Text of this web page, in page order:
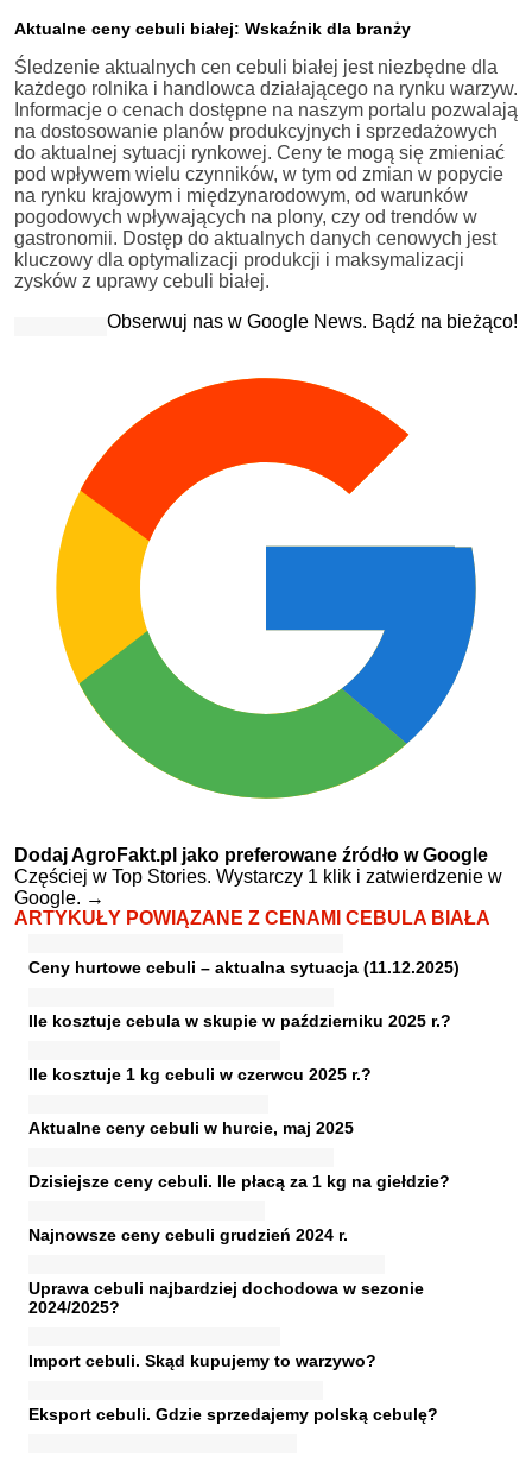
Aktualne ceny cebuli białej: Wskaźnik dla branży
Śledzenie aktualnych cen cebuli białej jest niezbędne dla
każdego rolnika i handlowca działającego na rynku warzyw.
Informacje o cenach dostępne na naszym portalu pozwalają
na dostosowanie planów produkcyjnych i sprzedażowych
do aktualnej sytuacji rynkowej. Ceny te mogą się zmieniać
pod wpływem wielu czynników, w tym od zmian w popycie
na rynku krajowym i międzynarodowym, od warunków
pogodowych wpływających na plony, czy od trendów w
gastronomii. Dostęp do aktualnych danych cenowych jest
kluczowy dla optymalizacji produkcji i maksymalizacji
zysków z uprawy cebuli białej.
Obserwuj nas w Google News. Bądź na bieżąco!
Dodaj AgroFakt.pl jako preferowane źródło w Google
Częściej w Top Stories. Wystarczy 1 klik i zatwierdzenie w
Google. →
ARTYKUŁY POWIĄZANE Z CENAMI CEBULA BIAŁA
Ceny hurtowe cebuli – aktualna sytuacja (11.12.2025)
Ile kosztuje cebula w skupie w październiku 2025 r.?
Ile kosztuje 1 kg cebuli w czerwcu 2025 r.?
Aktualne ceny cebuli w hurcie, maj 2025
Dzisiejsze ceny cebuli. Ile płacą za 1 kg na giełdzie?
Najnowsze ceny cebuli grudzień 2024 r.
Uprawa cebuli najbardziej dochodowa w sezonie
2024/2025?
Import cebuli. Skąd kupujemy to warzywo?
Eksport cebuli. Gdzie sprzedajemy polską cebulę?